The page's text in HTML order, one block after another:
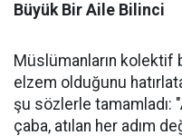
Büyük Bir Aile Bilinci
Müslümanların kolektif
elzem olduğunu
şu sözlerle tamamladı:
çaba, atılan her adım